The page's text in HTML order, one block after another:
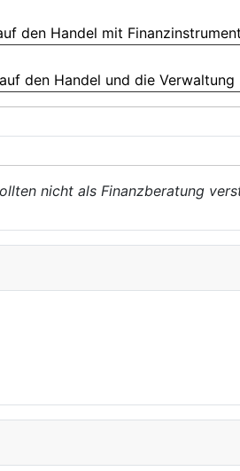
den Handel mit
den Handel und die Verwaltung
nicht als Finanzberatung